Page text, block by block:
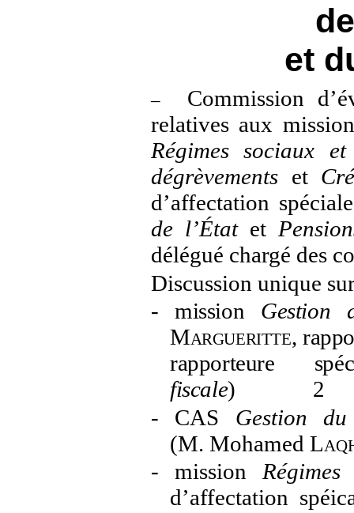
et
–
Commission
relatives aux
Régimes sociaux
dégrèvements et
d’affectation
de l’État et
délégué chargé des
Discussion unique
-
mission Gestion
Margueritte,
rapporteure
fiscale) 2
-
CAS Gestion
(M. Mohamed
-
mission
d’affectation